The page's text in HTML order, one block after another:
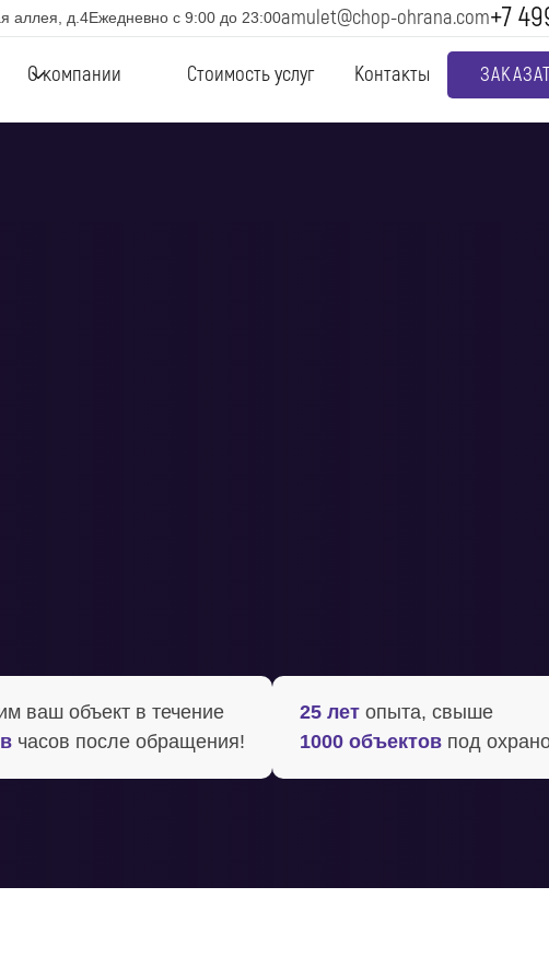
аллея, д.4Ежедневно с 9:00 до 23:00amulet@chop-ohrana.com+7
О компании Стоимость услуг Контакты
ваш объект в течение
часов после обращения!
25 лет опыта, свыше
1000 объектов под